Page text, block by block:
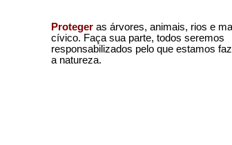
Proteger as árvores, animais, rios e
cívico. Faça sua parte, todos seremos
responsabilizados pelo que estamos
a natureza.